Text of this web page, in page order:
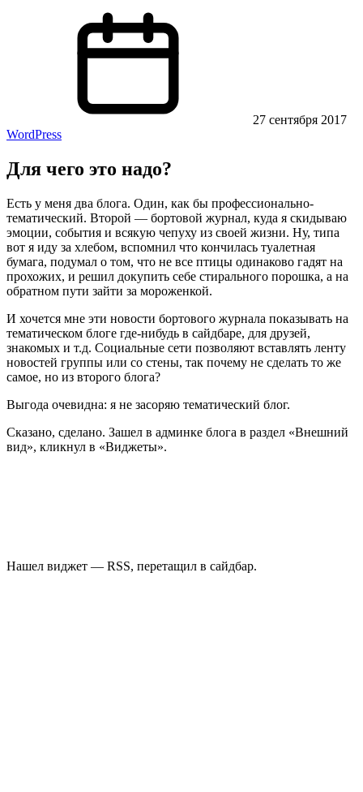
27 сентября 2017
WordPress
Для чего это надо?
Есть у меня два блога. Один, как бы профессионально-
тематический. Второй — бортовой журнал, куда я скидываю
эмоции, события и всякую чепуху из своей жизни. Ну, типа
вот я иду за хлебом, вспомнил что кончилась туалетная
бумага, подумал о том, что не все птицы одинаково гадят на
прохожих, и решил докупить себе стирального порошка, а на
обратном пути зайти за мороженкой.
И хочется мне эти новости бортового журнала показывать на
тематическом блоге где-нибудь в сайдбаре, для друзей,
знакомых и т.д. Социальные сети позволяют вставлять ленту
новостей группы или со стены, так почему не сделать то же
самое, но из второго блога?
Выгода очевидна: я не засоряю тематический блог.
Сказано, сделано. Зашел в админке блога в раздел «Внешний
вид», кликнул в «Виджеты».
Нашел виджет — RSS, перетащил в сайдбар.